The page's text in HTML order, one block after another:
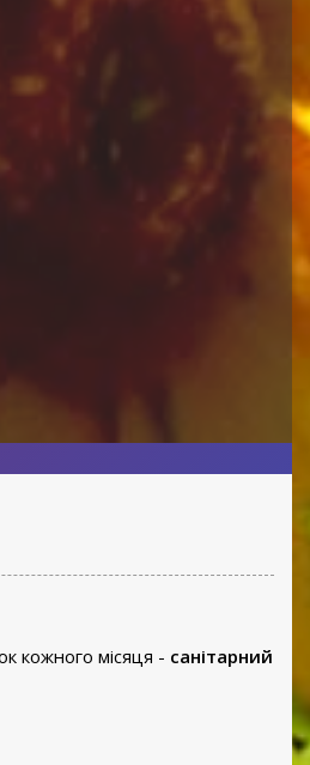
кожного місяця - санітарний